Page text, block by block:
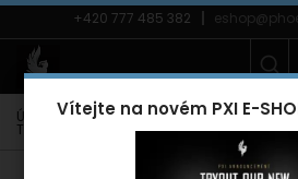
Vítejte na novém PXI E-
+420 777 485 382
Úvodní strana E-shop Móda Trička
Tričko Phoenix PXI 2024 - man/grey M